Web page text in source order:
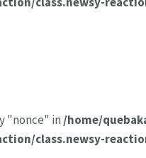
"nonce" in /home/
class.newsy-